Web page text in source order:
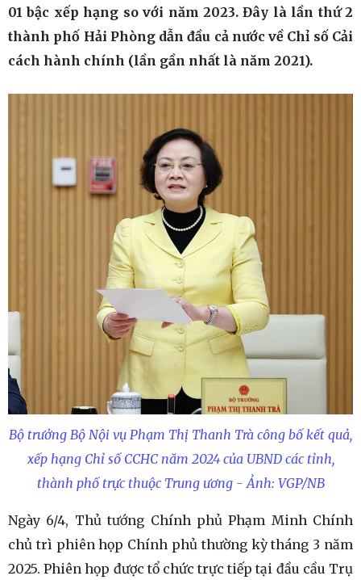
01 bậc xếp hạng so với năm 2023. Đây là lần thứ 2
thành phố Hải Phòng dẫn đầu cả nước về Chỉ số Cải
cách hành chính (lần gần nhất là năm 2021).
Bộ trưởng Bộ Nội vụ Phạm Thị Thanh Trà công bố kết quả,
xếp hạng Chỉ số CCHC năm 2024 của UBND các tỉnh,
thành phố trực thuộc Trung ương - Ảnh: VGP/NB
Ngày 6/4, Thủ tướng Chính phủ Phạm Minh Chính
chủ trì phiên họp Chính phủ thường kỳ tháng 3 năm
2025. Phiên họp được tổ chức trực tiếp tại đầu cầu Trụ